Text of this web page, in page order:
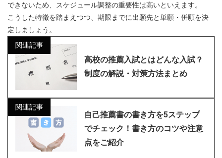
できないため、スケジュール調整の重要性は高いといえます。
こうした特徴を踏まえつつ、期限までに出願先と単願・併願を決
定しましょう。
関連記事
高校の推薦入試とはどんな入試？
制度の解説・対策方法まとめ
関連記事
自己推薦書の書き方を5ステップ
でチェック！書き方のコツや注意
点をご紹介